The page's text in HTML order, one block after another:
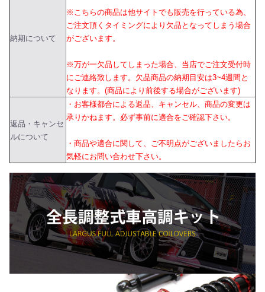
納期について
※こちらの商品は他サイトでも販売を行っている為、
ご注文頂くタイミングにより欠品となってしまう場合
がございます。
※万が一欠品してしまった場合、当店でご注文受付時
にご連絡致します。欠品商品の納期目安は3~4週間と
なります。(商品により前後する場合がございます)
返品・キャンセ
ルについて
・お客様都合による返品、キャンセル、商品の変更は
承りかねます。必ず事前に適合をご確認下さい。
・商品や適合に関して、ご不明点がございましたらお
気軽にお問い合わせ下さい。